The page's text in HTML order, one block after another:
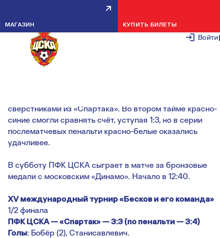
Войти
МАГАЗИН КУПИТЬ БИЛЕТЫ
УСТУПИЛИ В ДЕРБИ В СЕРИИ
ПЕНАЛЬТИ
сверстниками из «Спартака». Во втором тайме красно-
синие смогли сравнять счёт, уступая 1:3, но в серии
послематчевых пенальти красно-белые оказались
удачливее.
В субботу ПФК ЦСКА сыграет в матче за бронзовые
медали с московским «Динамо». Начало в 12:40.
XV международный турнир «Бесков и его команда»
1/2 финала
ПФК ЦСКА — «Спартак» — 3:3 (по пенальти — 3:4)
Голы: Бобёр (2), Станисавлевич.